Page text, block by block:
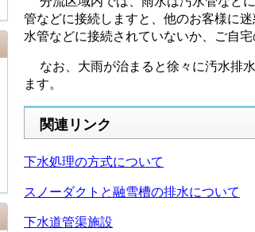
管などに接続しますと、他のお客様に
水管などに接続されていないか、ご自
なお、大雨が治まると徐々に汚水排
ます。
関連リンク
下水処理の方式について
スノーダクトと融雪槽の排水について
下水道管渠施設